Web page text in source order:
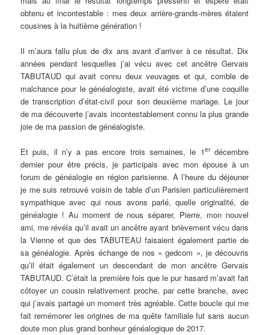
obtenu et incontestable : mes deux arrière-grands-mères étaient
cousines à la huitième génération !
Il m’aura fallu plus de dix ans avant d’arriver à ce résultat. Dix
années pendant lesquelles j’ai vécu avec cet ancêtre Gervais
TABUTAUD qui avait connu deux veuvages et qui, comble de
malchance pour le généalogiste, avait été victime d’une coquille
de transcription d’état-civil pour son deuxième mariage. Le jour
de ma découverte j’avais incontestablement connu la plus grande
joie de ma passion de généalogiste.
Et puis, il n’y a pas encore trois semaines, le 1erdécembre
dernier pour être précis, je participais avec mon épouse à un
forum de généalogie en région parisienne. À l’heure du déjeuner
je me suis retrouvé voisin de table d’un Parisien particulièrement
sympathique avec qui nous avons parlé, quelle originalité, de
généalogie ! Au moment de nous séparer, Pierre, mon nouvel
ami, me révéla qu’il avait un ancêtre ayant brièvement vécu dans
la Vienne et que des TABUTEAU faisaient également partie de
sa généalogie. Après échange de nos « gedcom », je découvris
qu’il était également un descendant de mon ancêtre Gervais
TABUTAUD. C’était la première fois que le pur hasard m’avait fait
côtoyer un cousin relativement proche, par cette branche, avec
qui j’avais partagé un moment très agréable. Cette boucle qui me
fait remémorer les origines de ma quête familiale fut sans aucun
doute mon plus grand bonheur généalogique de 2017.